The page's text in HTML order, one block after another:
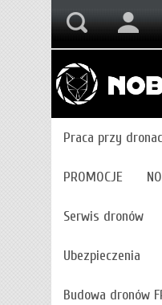
Praca przy
PROMOCJE
Serwis dronów
Ubezpieczenia
Budowa dronów